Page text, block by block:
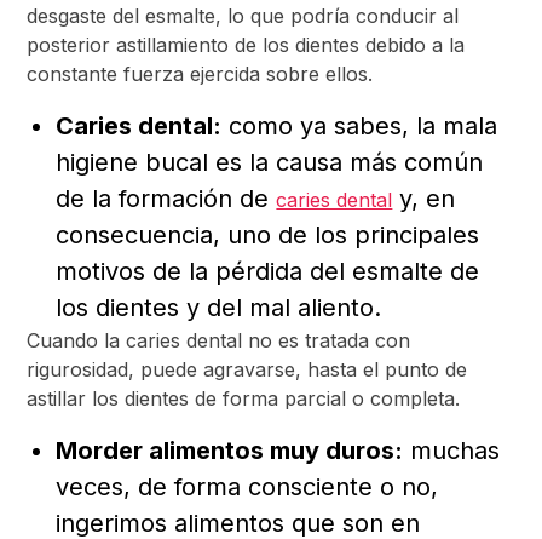
desgaste del esmalte, lo que podría conducir al
posterior astillamiento de los dientes debido a la
constante fuerza ejercida sobre ellos.
Caries dental: como ya sabes, la mala
higiene bucal es la causa más común
de la formación decaries dental y, en
consecuencia, uno de los principales
motivos de la pérdida del esmalte de
los dientes y del mal aliento.
Cuando la caries dental no es tratada con
rigurosidad, puede agravarse, hasta el punto de
astillar los dientes de forma parcial o completa.
Morder alimentos muy duros: muchas
veces, de forma consciente o no,
ingerimos alimentos que son en